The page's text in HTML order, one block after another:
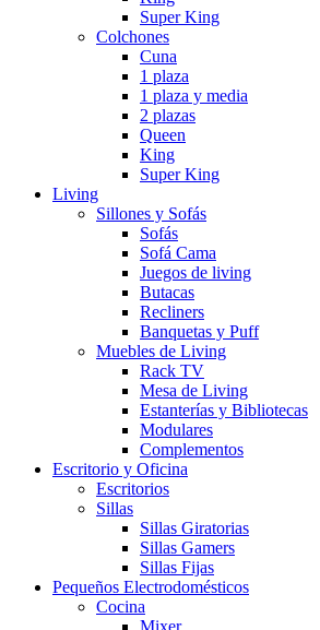
Super King
Colchones
Cuna
1 plaza
1 plaza y media
2 plazas
Queen
King
Super King
Living
Sillones y Sofás
Sofás
Sofá Cama
Juegos de living
Butacas
Recliners
Banquetas y Puff
Muebles de Living
Rack TV
Mesa de Living
Estanterías y Bibliotecas
Modulares
Complementos
Escritorio y Oficina
Escritorios
Sillas
Sillas Giratorias
Sillas Gamers
Sillas Fijas
Pequeños Electrodomésticos
Cocina
Mixer